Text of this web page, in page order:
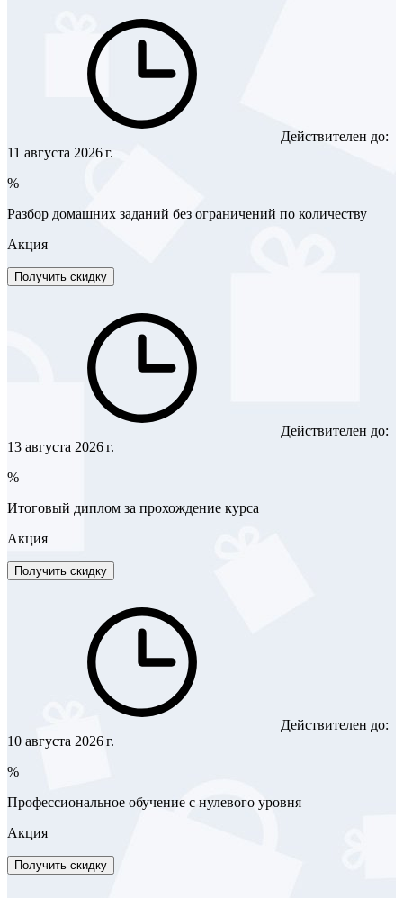
Действителен до:
11 августа 2026 г.
%
Разбор домашних заданий без ограничений по количеству
Акция
Получить скидку
Действителен до:
13 августа 2026 г.
%
Итоговый диплом за прохождение курса
Акция
Получить скидку
Действителен до:
10 августа 2026 г.
%
Профессиональное обучение с нулевого уровня
Акция
Получить скидку